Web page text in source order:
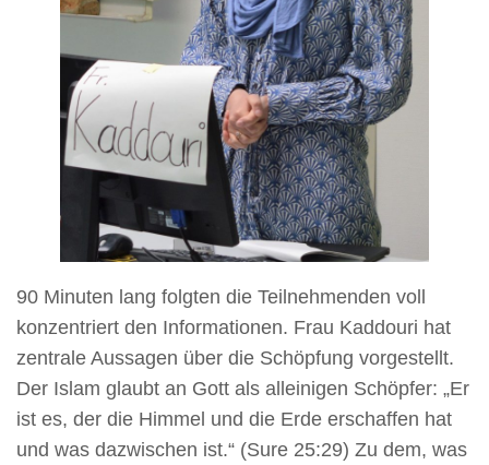
90 Minuten lang folgten die Teilnehmenden voll
konzentriert den Informationen. Frau Kaddouri hat
zentrale Aussagen über die Schöpfung vorgestellt.
Der Islam glaubt an Gott als alleinigen Schöpfer: „Er
ist es, der die Himmel und die Erde erschaffen hat
und was dazwischen ist.“ (Sure 25:29) Zu dem, was